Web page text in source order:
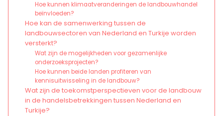
Hoe kunnen klimaatveranderingen de landbouwhandel
beïnvloeden?
Hoe kan de samenwerking tussen de
landbouwsectoren van Nederland en Turkije worden
versterkt?
Wat zijn de mogelijkheden voor gezamenlijke
onderzoeksprojecten?
Hoe kunnen beide landen profiteren van
kennisuitwisseling in de landbouw?
Wat zijn de toekomstperspectieven voor de landbouw
in de handelsbetrekkingen tussen Nederland en
Turkije?